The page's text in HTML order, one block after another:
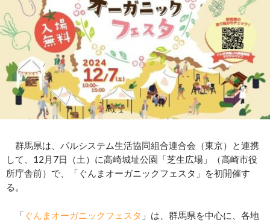
群馬県は、パルシステム生活協同組合連合会（東京）と連携
して、12月7日（土）に高崎城址公園「芝生広場」（高崎市役
所庁舎前）で、「ぐんまオーガニックフェスタ」を初開催す
る。
「 ぐんまオーガニックフェスタ 」は、群馬県を中心に、各地